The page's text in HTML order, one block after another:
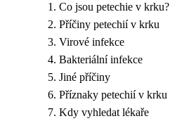
Co jsou petechie v krku?
Příčiny petechií v krku
Virové infekce
Bakteriální infekce
Jiné příčiny
Příznaky petechií v krku
Kdy vyhledat lékaře